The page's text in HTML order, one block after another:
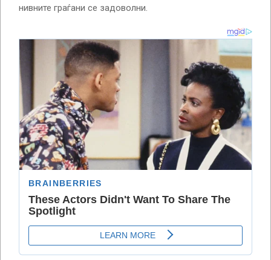
нивните граѓани се задоволни.